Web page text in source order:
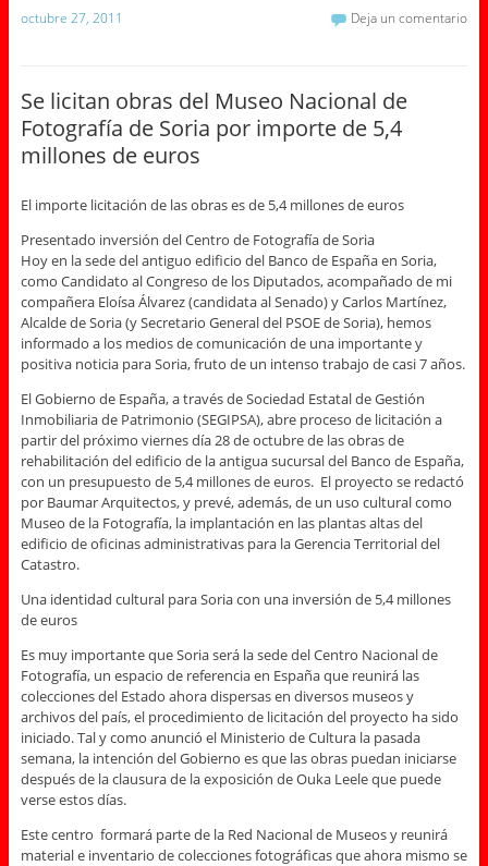
octubre 27, 2011 Deja un comentario
Se licitan obras del Museo Nacional de
Fotografía de Soria por importe de 5,4
millones de euros
El importe licitación de las obras es de 5,4 millones de euros
Presentado inversión del Centro de Fotografía de Soria
Hoy en la sede del antiguo edificio del Banco de España en Soria,
como Candidato al Congreso de los Diputados, acompañado de mi
compañera Eloísa Álvarez (candidata al Senado) y Carlos Martínez,
Alcalde de Soria (y Secretario General del PSOE de Soria), hemos
informado a los medios de comunicación de una importante y
positiva noticia para Soria, fruto de un intenso trabajo de casi 7 años.
El Gobierno de España, a través de Sociedad Estatal de Gestión
Inmobiliaria de Patrimonio (SEGIPSA), abre proceso de licitación a
partir del próximo viernes día 28 de octubre de las obras de
rehabilitación del edificio de la antigua sucursal del Banco de España,
con un presupuesto de 5,4 millones de euros. El proyecto se redactó
por Baumar Arquitectos, y prevé, además, de un uso cultural como
Museo de la Fotografía, la implantación en las plantas altas del
edificio de oficinas administrativas para la Gerencia Territorial del
Catastro.
Una identidad cultural para Soria con una inversión de 5,4 millones
de euros
Es muy importante que Soria será la sede del Centro Nacional de
Fotografía, un espacio de referencia en España que reunirá las
colecciones del Estado ahora dispersas en diversos museos y
archivos del país, el procedimiento de licitación del proyecto ha sido
iniciado. Tal y como anunció el Ministerio de Cultura la pasada
semana, la intención del Gobierno es que las obras puedan iniciarse
después de la clausura de la exposición de Ouka Leele que puede
verse estos días.
Este centro formará parte de la Red Nacional de Museos y reunirá
material e inventario de colecciones fotográficas que ahora mismo se